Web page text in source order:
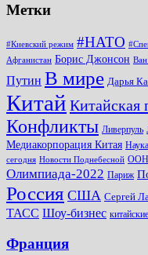
Метки
#Киевский режим #НАТО
Афганистан Борис Джонсон
Путин В мире Дарья
Китай Китайская
Конфликты Ливерпуль
Медиакорпорация Китая
сегодня Новости Поднебесной ООН
Олимпиада-2022 Париж
Россия США Сергей
ТАСС Шоу-бизнес
Франция